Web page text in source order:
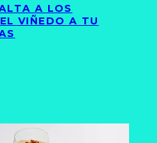
A LOS
VIÑEDO A TU